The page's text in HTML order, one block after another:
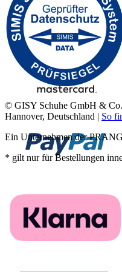
© GISY Schuhe GmbH &
Hannover, Deutschland | So
Ein Unternehmen der
* gilt nur für Bestellungen